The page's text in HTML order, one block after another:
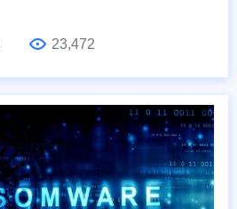
23,472